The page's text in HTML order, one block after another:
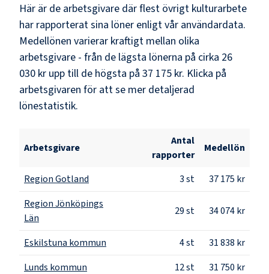
Här är de arbetsgivare där flest övrigt kulturarbete
har rapporterat sina löner enligt vår användardata.
Medellönen varierar kraftigt mellan olika
arbetsgivare - från de lägsta lönerna på cirka 26
030 kr upp till de högsta på 37 175 kr. Klicka på
arbetsgivaren för att se mer detaljerad
lönestatistik.
Arbetsgivare
Antal
rapporter
Medellön
Region Gotland 3st
37 175 kr
Region Jönköpings
Län
29st 34 074 kr
Eskilstuna kommun 4st
31 838 kr
Lunds kommun
12st
31 750 kr